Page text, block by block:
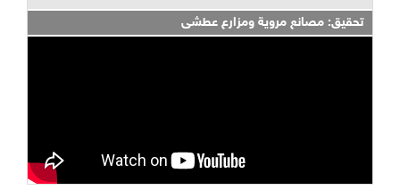
تحقيق: مصانع مروية ومزارع عطشى